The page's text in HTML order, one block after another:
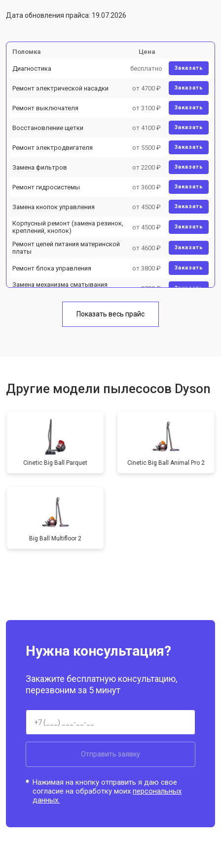
Дата обновления прайса: 19.07.2026
Поломка Цена
Диагностика бесплатно Заказать
Ремонт электрической насадки от 4700 ₽ Заказать
Ремонт выключателя от 3100 ₽ Заказать
Восстановление щетки от 4100 ₽ Заказать
Ремонт электродвигателя от 5500 ₽ Заказать
Замена фильтров от 2200 ₽ Заказать
Ремонт гидросистемы от 3600 ₽ Заказать
Замена кнопок управления от 4500 ₽ Заказать
Корпусный ремонт (замена резинок,
креплений, кнопок)
от 4500 ₽ Заказать
Ремонт цепей питания материнской
платы
от 4600 ₽ Заказать
Ремонт блока управления от 3800 ₽ Заказать
Замена механизма сматывания
от 2700 ₽ Заказать
Показать весь прайс
Другие модели пылесосов Dyson
Cinetic Big Ball Parquet Cinetic Big Ball Animal Pro 2
Big Ball Multifloor 2
Нужна консультация?
Закажите бесплатную консультацию,
перезвоним за 5 минут
Отправить заявку
Нажимая на кнопку отправить я даю свое
согласие на обработку моихперсональных
данных.